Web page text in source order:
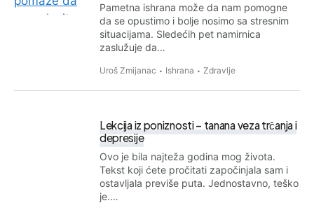
Pametna ishrana može da nam pomogne
da se opustimo i bolje nosimo sa stresnim
situacijama. Sledećih pet namirnica
zaslužuje da…
Uroš Zmijanac Ishrana Zdravlje
Lekcija iz poniznosti – tanana veza trčanja i
depresije
Ovo je bila najteža godina mog života.
Tekst koji ćete pročitati započinjala sam i
ostavljala previše puta. Jednostavno, teško
je.…